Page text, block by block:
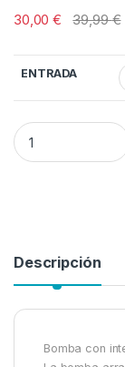
30,00€ 39,99€
ENTRADA
Bomba
Descripción
Bomba con